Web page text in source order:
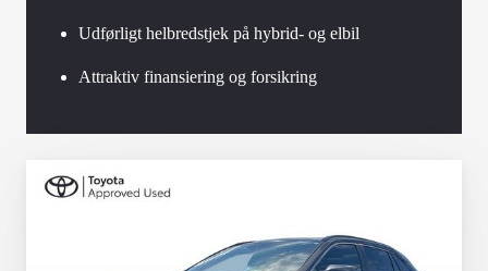
Udførligt helbredstjek på hybrid- og elbil
Attraktiv finansiering og forsikring